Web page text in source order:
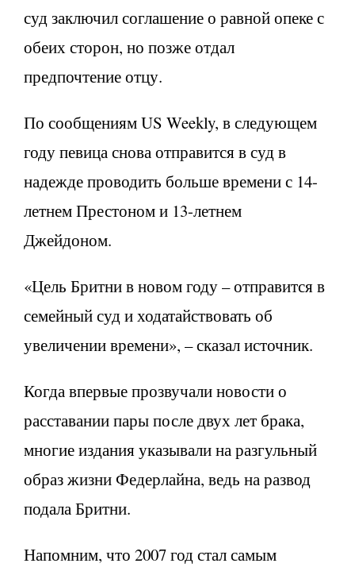
суд заключил соглашение о равной опеке с
обеих сторон, но позже отдал
предпочтение отцу.
По сообщениям US Weekly, в следующем
году певица снова отправится в суд в
надежде проводить больше времени с 14-
летнем Престоном и 13-летнем
Джейдоном.
«Цель Бритни в новом году – отправится в
семейный суд и ходатайствовать об
увеличении времени», – сказал источник.
Когда впервые прозвучали новости о
расставании пары после двух лет брака,
многие издания указывали на разгульный
образ жизни Федерлайна, ведь на развод
подала Бритни.
Напомним, что 2007 год стал самым